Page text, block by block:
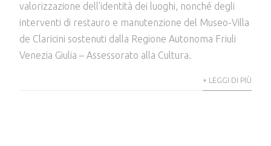
valorizzazione dell'identità dei luoghi, nonché degli
interventi di restauro e manutenzione del Museo-Villa
de Claricini sostenuti dalla Regione Autonoma Friuli
Venezia Giulia – Assessorato alla Cultura.
+ LEGGI DI PIÙ